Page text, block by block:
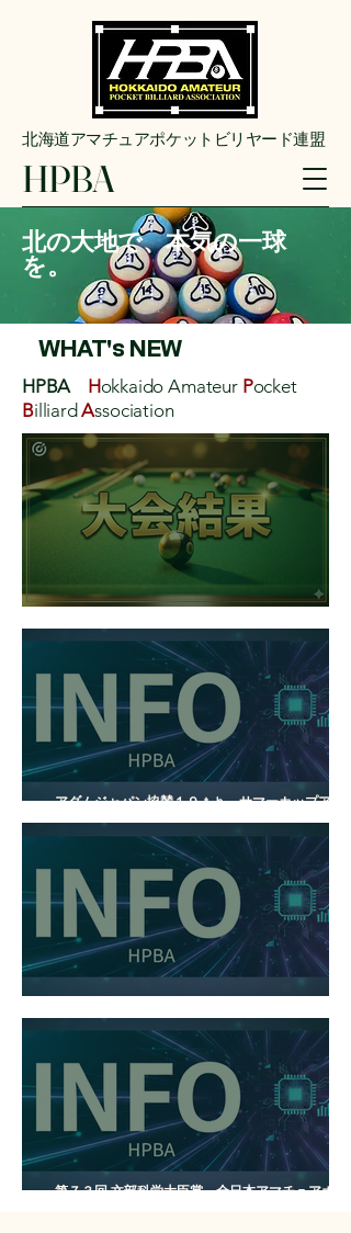
​北海道アマチュアポケットビリヤード連盟
HPBA
北の大地で、本気の一球
を。
WHAT's NEW
HPBA Hokkaido Amateur Pocket
BilliardAssociation
ＨＰＢＡ８月度月例会結果
アダムジャパン協賛１９ｔｈ サマーカップアンダ
ーＢ
８月度ＨＰＢＡ例会開催のお知らせ
第７３回 文部科学大臣賞 全日本アマチュアポケ